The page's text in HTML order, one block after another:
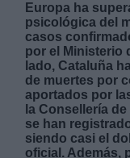
Europa ha
psicológica del
casos
por el Ministerio
lado, Cataluña
de muertes por
aportados por
la Consellería
se han
siendo casi el
oficial. Además,
Derechos: